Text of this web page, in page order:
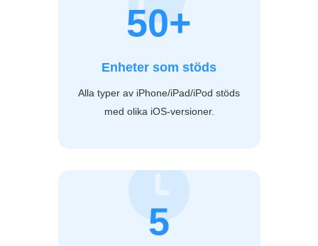
50+
Enheter som stöds
Alla typer av iPhone/iPad/iPod stöds
med olika iOS-versioner.
5